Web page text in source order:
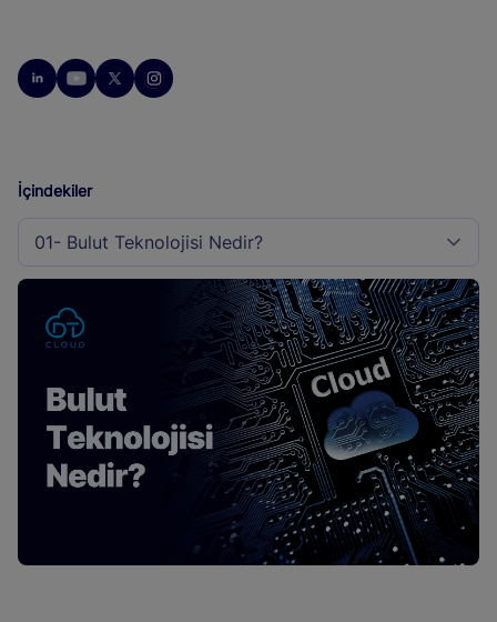
İçindekiler
01- Bulut Teknolojisi Nedir?